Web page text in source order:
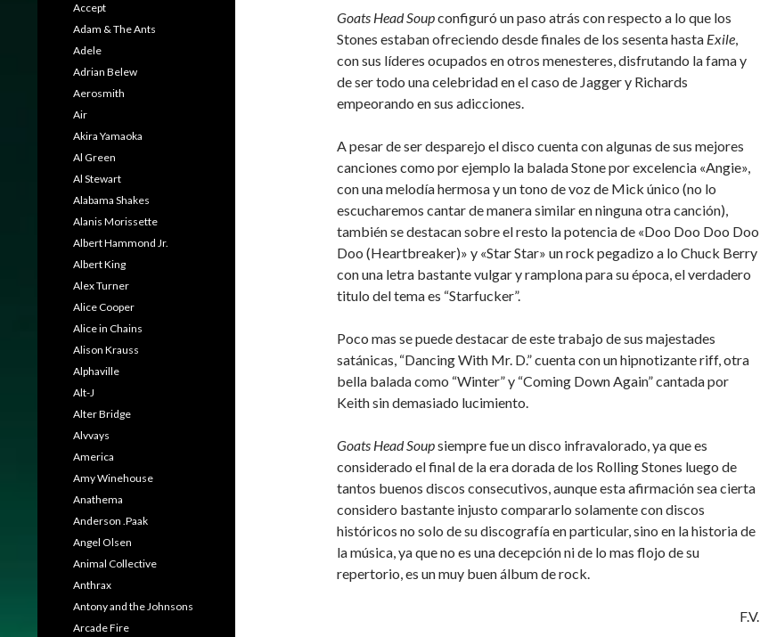
Goats Head Soupconfiguró un paso atrás con respecto a lo que los
Stones estaban ofreciendo desde finales de los sesenta hasta Exile,
con sus líderes ocupados en otros menesteres, disfrutando la fama y
de ser todo una celebridad en el caso de Jagger y Richards
empeorando en sus adicciones.
A pesar de ser desparejo el disco cuenta con algunas de sus mejores
canciones como por ejemplo la balada Stone por excelencia «Angie»,
con una melodía hermosa y un tono de voz de Mick único (no lo
escucharemos cantar de manera similar en ninguna otra canción),
también se destacan sobre el resto la potencia de «Doo Doo Doo Doo
Doo (Heartbreaker)» y «Star Star» un rock pegadizo a lo Chuck Berry
con una letra bastante vulgar y ramplona para su época, el verdadero
titulo del tema es “Starfucker”.
Poco mas se puede destacar de este trabajo de sus majestades
satánicas, “Dancing With Mr. D.” cuenta con un hipnotizante riff, otra
bella balada como “Winter” y “Coming Down Again” cantada por
Keith sin demasiado lucimiento.
Goats Head Soupsiempre fue un disco infravalorado, ya que es
considerado el final de la era dorada de los Rolling Stones luego de
tantos buenos discos consecutivos, aunque esta afirmación sea cierta
considero bastante injusto compararlo solamente con discos
históricos no solo de su discografía en particular, sino en la historia de
la música, ya que no es una decepción ni de lo mas flojo de su
repertorio, es un muy buen álbum de rock.
F.V.
Accept
Adam & The Ants
Adele
Adrian Belew
Aerosmith
Air
Akira Yamaoka
Al Green
Al Stewart
Alabama Shakes
Alanis Morissette
Albert Hammond Jr.
Albert King
Alex Turner
Alice Cooper
Alice in Chains
Alison Krauss
Alphaville
Alt-J
Alter Bridge
Alvvays
America
Amy Winehouse
Anathema
Anderson .Paak
Angel Olsen
Animal Collective
Anthrax
Antony and the Johnsons
Arcade Fire